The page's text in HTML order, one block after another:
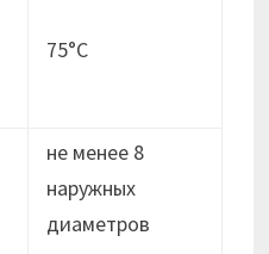
75°С
не менее 8
наружных
диаметров